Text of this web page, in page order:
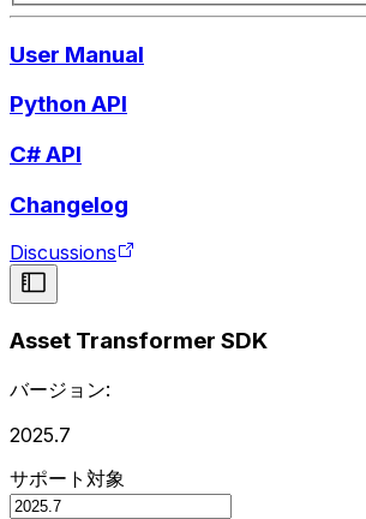
User Manual
Python API
C# API
Changelog
Discussions
Asset Transformer SDK
バージョン:
2025.7
サポート対象